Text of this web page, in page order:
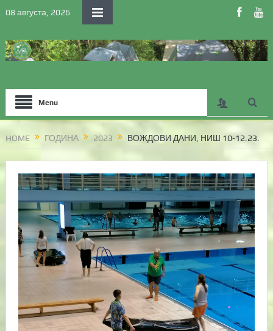
08 августа, 2026
Menu
HOME ГОДИНА 2023 ВОЖДОВИ ДАНИ, НИШ 10-12.23.